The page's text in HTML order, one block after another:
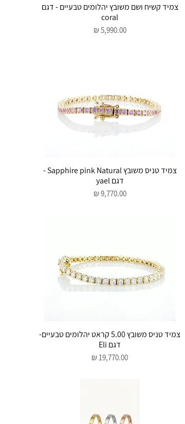
תצוגה מהירה
צמיד קשיח ושם משובץ יהלומים טבעיים - דגם
coral
מחיר‏5,990.00 ‏₪
תצוגה מהירה
צמיד טניס משובץ Sapphire pink Natural -
דגם yael
מחיר‏9,770.00 ‏₪
תצוגה מהירה
צמיד טניס משובץ 5.00 קראט יהלומים טבעיים-
דגם Eli
מחיר